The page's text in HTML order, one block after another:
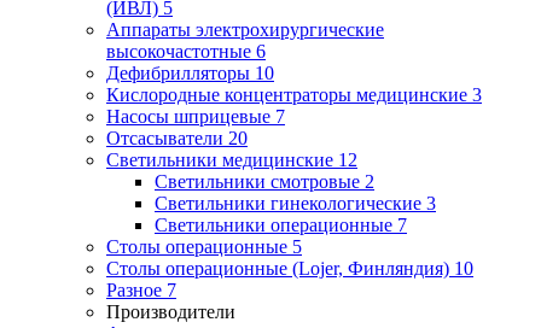
(ИВЛ) 5
Аппараты электрохирургические
высокочастотные 6
Дефибрилляторы 10
Кислородные концентраторы медицинские 3
Насосы шприцевые 7
Отсасыватели 20
Светильники медицинские 12
Светильники смотровые 2
Светильники гинекологические 3
Светильники операционные 7
Столы операционные 5
Столы операционные (Lojer, Финляндия) 10
Разное 7
Производители